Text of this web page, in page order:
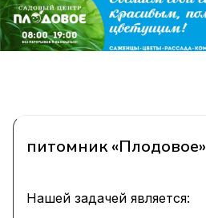
питомник «Плодовое»
Нашей задачей является: